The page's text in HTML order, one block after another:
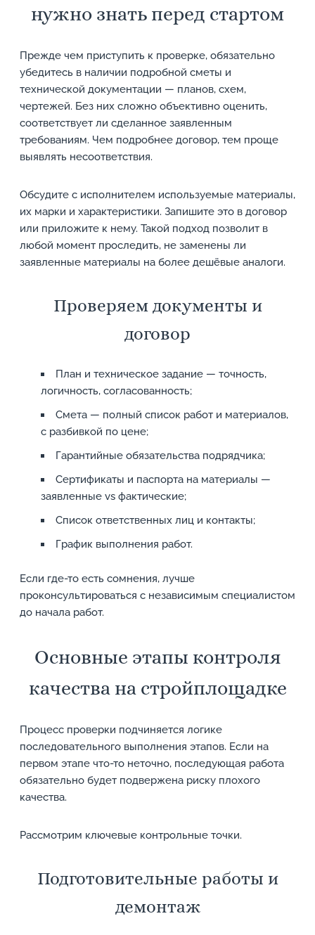
нужно знать перед стартом
Прежде чем приступить к проверке, обязательно
убедитесь в наличии подробной сметы и
технической документации — планов, схем,
чертежей. Без них сложно объективно оценить,
соответствует ли сделанное заявленным
требованиям. Чем подробнее договор, тем проще
выявлять несоответствия.
Обсудите с исполнителем используемые материалы,
их марки и характеристики. Запишите это в договор
или приложите к нему. Такой подход позволит в
любой момент проследить, не заменены ли
заявленные материалы на более дешёвые аналоги.
Проверяем документы и
договор
План и техническое задание — точность,
логичность, согласованность;
Смета — полный список работ и материалов,
с разбивкой по цене;
Гарантийные обязательства подрядчика;
Сертификаты и паспорта на материалы —
заявленные vs фактические;
Список ответственных лиц и контакты;
График выполнения работ.
Если где-то есть сомнения, лучше
проконсультироваться с независимым специалистом
до начала работ.
Основные этапы контроля
качества на стройплощадке
Процесс проверки подчиняется логике
последовательного выполнения этапов. Если на
первом этапе что-то неточно, последующая работа
обязательно будет подвержена риску плохого
качества.
Рассмотрим ключевые контрольные точки.
Подготовительные работы и
демонтаж